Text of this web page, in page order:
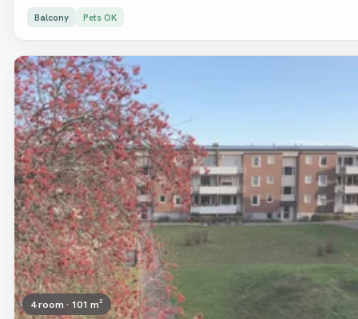
Balcony Pets OK
Removed
4 room · 101 m²